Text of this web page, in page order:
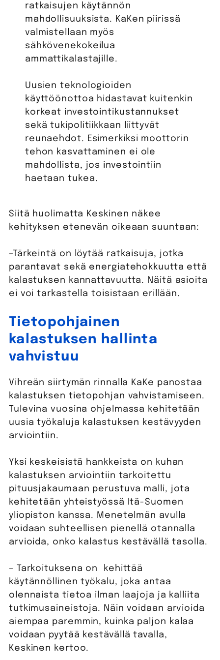
ratkaisujen käytännön
mahdollisuuksista. KaKen piirissä
valmistellaan myös
sähkövenekokeilua
ammattikalastajille.
Uusien teknologioiden
käyttöönottoa hidastavat kuitenkin
korkeat investointikustannukset
sekä tukipolitiikkaan liittyvät
reunaehdot. Esimerkiksi moottorin
tehon kasvattaminen ei ole
mahdollista, jos investointiin
haetaan tukea.
Siitä huolimatta Keskinen näkee
kehityksen etenevän oikeaan suuntaan:
–Tärkeintä on löytää ratkaisuja, jotka
parantavat sekä energiatehokkuutta että
kalastuksen kannattavuutta. Näitä asioita
ei voi tarkastella toisistaan erillään.
Tietopohjainen
kalastuksen hallinta
vahvistuu
Vihreän siirtymän rinnalla KaKe panostaa
kalastuksen tietopohjan vahvistamiseen.
Tulevina vuosina ohjelmassa kehitetään
uusia työkaluja kalastuksen kestävyyden
arviointiin.
Yksi keskeisistä hankkeista on kuhan
kalastuksen arviointiin tarkoitettu
pituusjakaumaan perustuva malli, jota
kehitetään yhteistyössä Itä-Suomen
yliopiston kanssa. Menetelmän avulla
voidaan suhteellisen pienellä otannalla
arvioida, onko kalastus kestävällä tasolla.
– Tarkoituksena on kehittää
käytännöllinen työkalu, joka antaa
olennaista tietoa ilman laajoja ja kalliita
tutkimusaineistoja. Näin voidaan arvioida
aiempaa paremmin, kuinka paljon kalaa
voidaan pyytää kestävällä tavalla,
Keskinen kertoo.